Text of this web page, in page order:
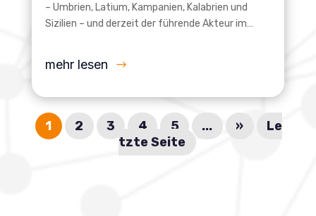
– Umbrien, Latium, Kampanien, Kalabrien und
Sizilien – und derzeit der führende Akteur im…
mehr lesen
1 2 3 4 5 ... »
Le
tzte Seite